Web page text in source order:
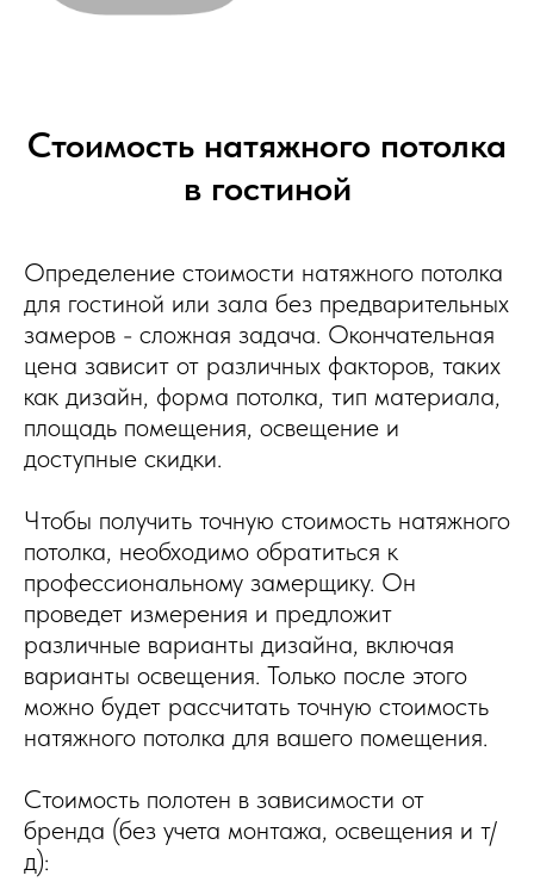
Стоимость натяжного потолка
в гостиной
Определение стоимости натяжного потолка
для гостиной или зала без предварительных
замеров - сложная задача. Окончательная
цена зависит от различных факторов, таких
как дизайн, форма потолка, тип материала,
площадь помещения, освещение и
доступные скидки.
Чтобы получить точную стоимость натяжного
потолка, необходимо обратиться к
профессиональному замерщику. Он
проведет измерения и предложит
различные варианты дизайна, включая
варианты освещения. Только после этого
можно будет рассчитать точную стоимость
натяжного потолка для вашего помещения.
Стоимость полотен в зависимости от
бренда (без учета монтажа, освещения и т/
д):